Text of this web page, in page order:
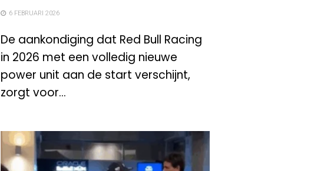
6 FEBRUARI 2026
De aankondiging dat Red Bull Racing
in 2026 met een volledig nieuwe
power unit aan de start verschijnt,
zorgt voor...